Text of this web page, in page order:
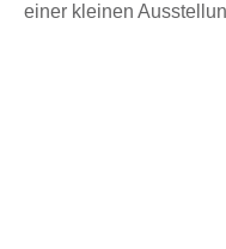
einer kleinen